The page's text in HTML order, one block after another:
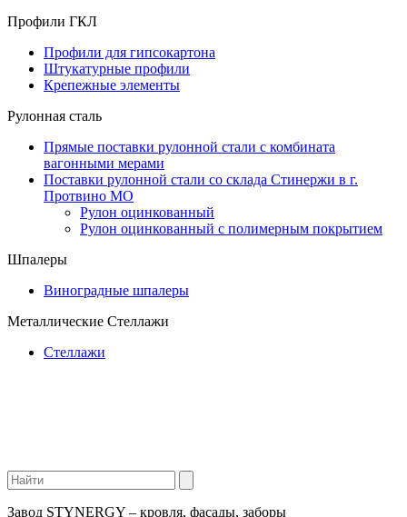
Профили ГКЛ
Профили для гипсокартона
Штукатурные профили
Крепежные элементы
Рулонная сталь
Прямые поставки рулонной стали с комбината
вагонными мерами
Поставки рулонной стали со склада Стинержи в г.
Протвино МО
Рулон оцинкованный
Рулон оцинкованный с полимерным покрытием
Шпалеры
Виноградные шпалеры
Металлические Стеллажи
Стеллажи
Завод STYNERGY – кровля, фасады, заборы